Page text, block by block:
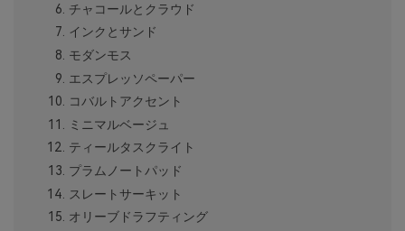
チャコールとクラウド
インクとサンド
モダンモス
エスプレッソペーパー
コバルトアクセント
ミニマルベージュ
ティールタスクライト
プラムノートパッド
スレートサーキット
オリーブドラフティング